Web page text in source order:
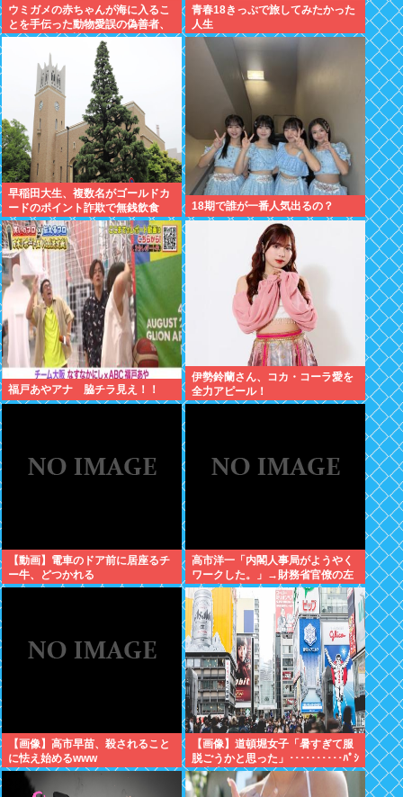
ウミガメの赤ちゃんが海に入るこ
とを手伝った動物愛誤の偽善者、
最悪の結末を迎える
青春18きっぷで旅してみたかった
人生
早稲田大生、複数名がゴールドカ
ードのポイント詐欺で無銭飲食
18期で誰が一番人気出るの？
福戸あやアナ 脇チラ見え！！
伊勢鈴蘭さん、コカ・コーラ愛を
全力アピール！
【動画】電車のドア前に居座るチ
ー牛、どつかれる
高市洋一「内閣人事局がようやく
ワークした。」→財務省官僚の左
遷記事を喜んでポスト
【画像】高市早苗、殺されること
に怯え始めるwww
【画像】道頓堀女子「暑すぎて服
脱ごうかと思った」･･････････ﾊﾟｼ
ｬｯ！！